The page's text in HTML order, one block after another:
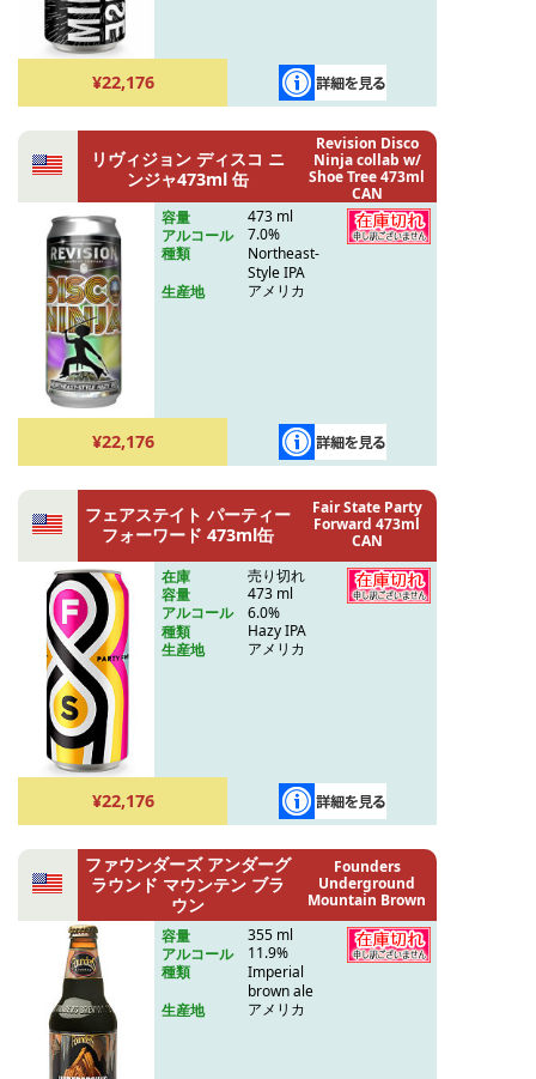
¥22,176
リヴィジョン ディスコ ニ
ンジャ473ml 缶
Revision Disco
Ninja collab w/
Shoe Tree 473ml
CAN
容量
473 ml
アルコール
7.0%
種類
Northeast-
Style IPA
生産地
アメリカ
¥22,176
フェアステイト パーティー
フォーワード 473ml缶
Fair State Party
Forward 473ml
CAN
在庫
売り切れ
容量
473 ml
アルコール
6.0%
種類
Hazy IPA
生産地
アメリカ
¥22,176
ファウンダーズ アンダーグ
ラウンド マウンテン ブラ
ウン
Founders
Underground
Mountain Brown
容量
355 ml
アルコール
11.9%
種類
Imperial
brown ale
生産地
アメリカ